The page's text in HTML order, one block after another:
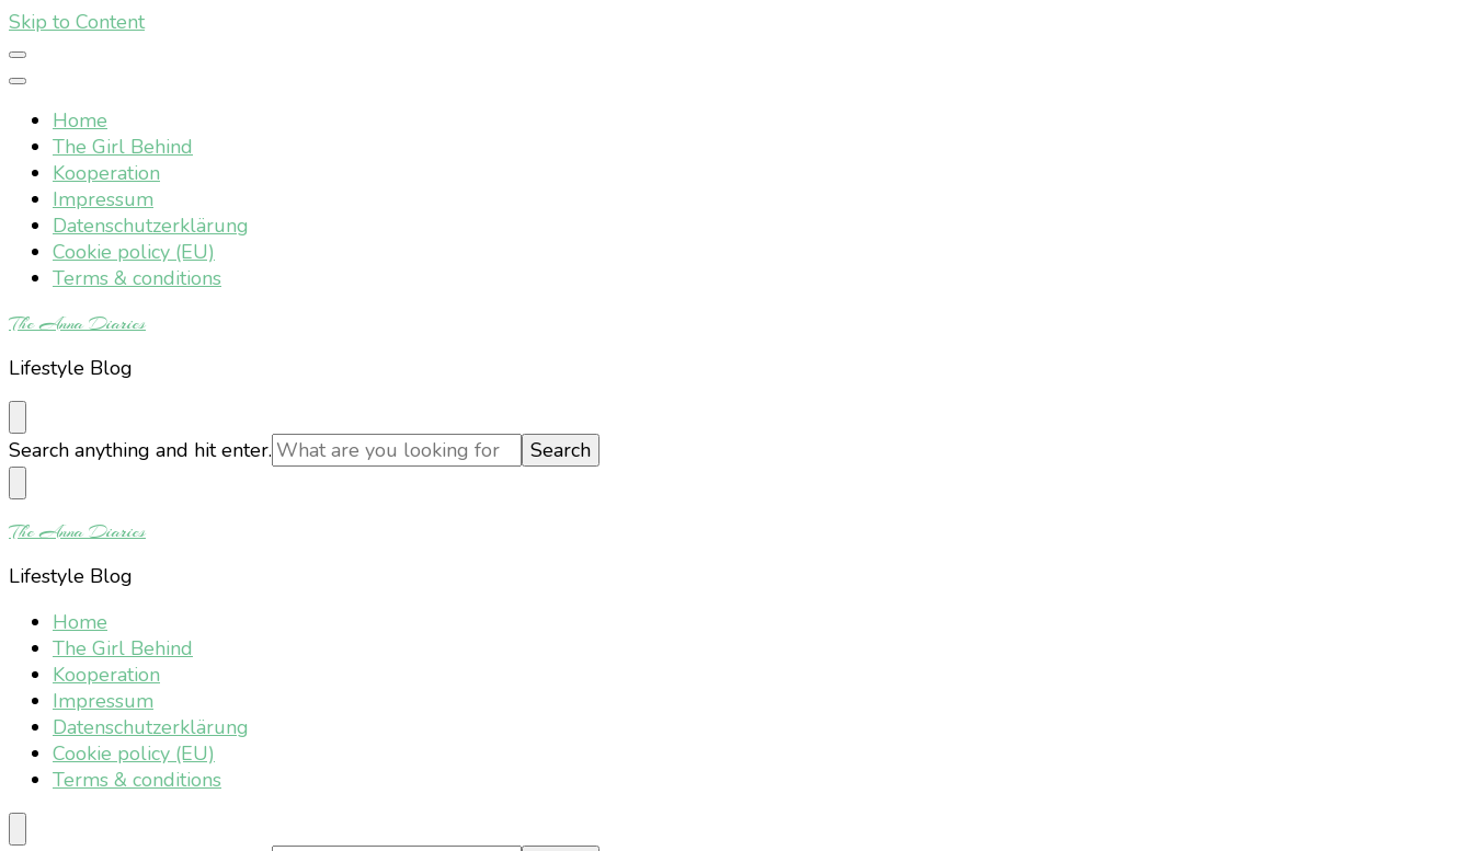
Skip to Content
Home
The Girl Behind
Kooperation
Impressum
Datenschutzerklärung
Cookie policy (EU)
Terms & conditions
The Anna Diaries
Lifestyle Blog
Looking
for
Something?
Search anything and hit enter.
The Anna Diaries
Lifestyle Blog
Home
The Girl Behind
Kooperation
Impressum
Datenschutzerklärung
Cookie policy (EU)
Terms & conditions